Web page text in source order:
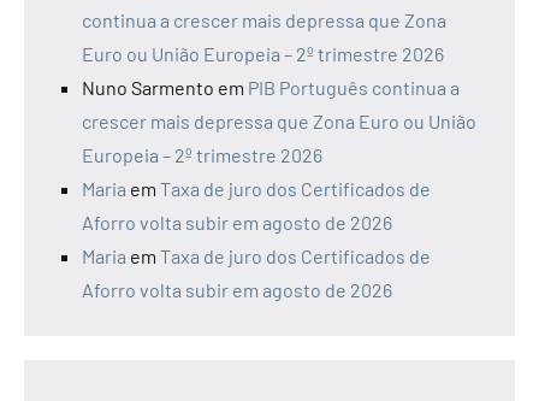
continua a crescer mais depressa que Zona
Euro ou União Europeia – 2º trimestre 2026
Nuno Sarmento em PIB Português continua a
crescer mais depressa que Zona Euro ou União
Europeia – 2º trimestre 2026
Maria em Taxa de juro dos Certificados de
Aforro volta subir em agosto de 2026
Maria em Taxa de juro dos Certificados de
Aforro volta subir em agosto de 2026